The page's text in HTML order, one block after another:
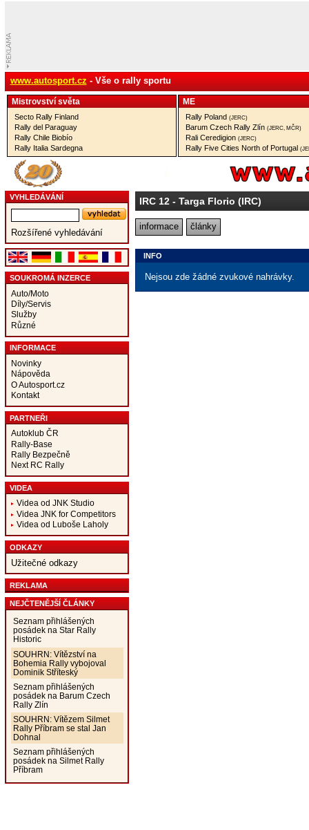
www.autosport.cz - Vše o rally sportu
Mistrovství­ světa
Secto Rally Finland
Rally del Paraguay
Rally Chile Biobío
Rally Italia Sardegna
ME
Rally Poland (JERC)
Barum Czech Rally Zlín (JERC, MČR)
Rali Ceredigion (JERC)
Rally Five Cities North of Portugal
VYHLEDÁVÁNÍ
Rozšířené vyhledávání
SOUKROMÁ INZERCE
Auto/Moto
Díly/Servis
Služby
Různé
INFORMACE
Novinky
Nápověda
O Autosport.cz
Kontakt
PARTNEŘI
Autoklub ČR
Rally-Base
Rally Bezpečně
Next RC Rally
VIDEA
Videa od JNK Studio
Videa JNK for Competitors
Videa od Luboše Laholy
ODKAZY
Užitečné odkazy
REKLAMA
NEJČTENĚJŠÍ ČLÁNKY
Seznam přihlášených
posádek na Star Rally
Historic
SOUHRN: Vítězství na
Bohemia Rally vybojoval
Dominik Stříteský
Seznam přihlášených
posádek na Barum Czech
Rally Zlín
SOUHRN: Vítězem Silmet
Rally Příbram se stal Jan
Dohnal
Seznam přihlášených
posádek na Silmet Rally
Příbram
IRC 12- Targa Florio (IRC)
informace články
INFO
Nejsou zde žádné zvukové nahrávky.